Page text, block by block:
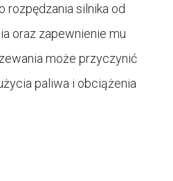
rozpędzania silnika od
oraz zapewnienie mu
może przyczynić
paliwa i obciążenia